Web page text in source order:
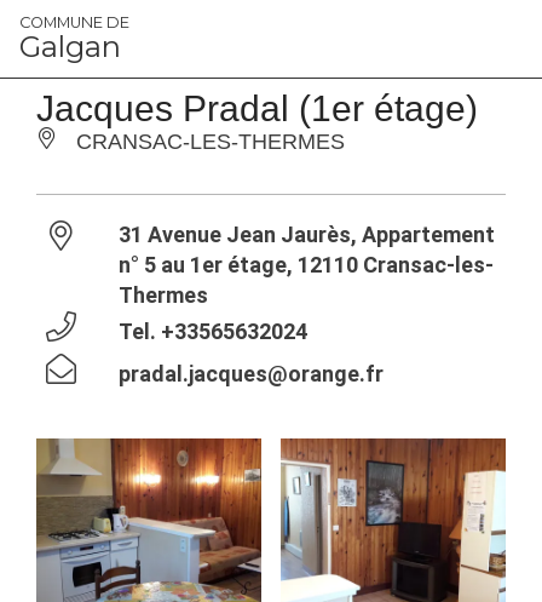
Panneau de gestion des cookies
COMMUNE DE
Galgan
Jacques Pradal (1er étage)
CRANSAC-LES-THERMES
31 Avenue Jean Jaurès, Appartement
n° 5 au 1er étage, 12110 Cransac-les-
Thermes
Tel. +33565632024
pradal.jacques@orange.fr